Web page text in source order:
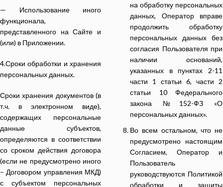
— Использование иного
функционала,
представленного на Сайте и
(или) в Приложении.
4.Сроки обработки и хранения
персональных данных.
Сроки хранения документов (в
т.ч. в электронном виде),
содержащих персональные
данные субъектов,
определяются в соответствии
со сроком действия договора
(если не предусмотрено иного
– Договором управления МКД)
с субъектом персональных
на обработку персональных
данных, Оператор вправе
продолжить обработку
персональных данных без
согласия Пользователя при
наличии оснований,
указанных в пунктах 2-11
части 1 статьи 6, части 2
статьи 10 Федерального
закона №152-ФЗ «О
персональных данных».
Во всем остальном, что не
предусмотрено настоящим
Согласием, Оператор и
Пользователь
руководствуются Политикой
обработки и защиты